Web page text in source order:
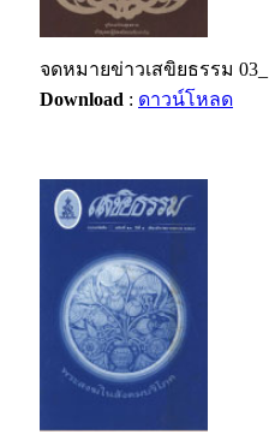
จดหมายข่าวเสขิยธรรม
Download : ดาวน์โหลด